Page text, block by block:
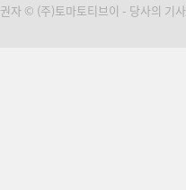
권자 © (주)토마토티브이 - 당사의 기